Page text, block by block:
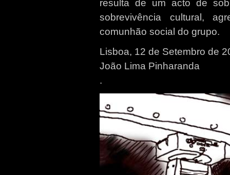
resulta de um acto de
sobrevivência cultural,
comunhão social do grupo.
Lisboa, 12 de Setembro de
João Lima Pinharanda
.